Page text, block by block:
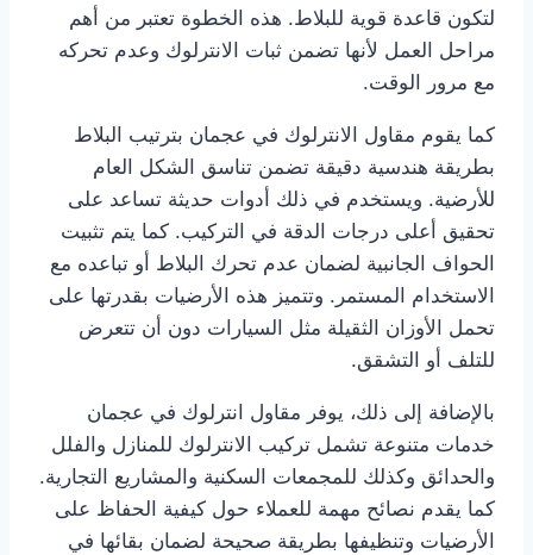
لتكون قاعدة قوية للبلاط. هذه الخطوة تعتبر من أهم
مراحل العمل لأنها تضمن ثبات الانترلوك وعدم تحركه
مع مرور الوقت.
كما يقوم مقاول الانترلوك في عجمان بترتيب البلاط
بطريقة هندسية دقيقة تضمن تناسق الشكل العام
للأرضية. ويستخدم في ذلك أدوات حديثة تساعد على
تحقيق أعلى درجات الدقة في التركيب. كما يتم تثبيت
الحواف الجانبية لضمان عدم تحرك البلاط أو تباعده مع
الاستخدام المستمر. وتتميز هذه الأرضيات بقدرتها على
تحمل الأوزان الثقيلة مثل السيارات دون أن تتعرض
للتلف أو التشقق.
بالإضافة إلى ذلك، يوفر مقاول انترلوك في عجمان
خدمات متنوعة تشمل تركيب الانترلوك للمنازل والفلل
والحدائق وكذلك للمجمعات السكنية والمشاريع التجارية.
كما يقدم نصائح مهمة للعملاء حول كيفية الحفاظ على
الأرضيات وتنظيفها بطريقة صحيحة لضمان بقائها في